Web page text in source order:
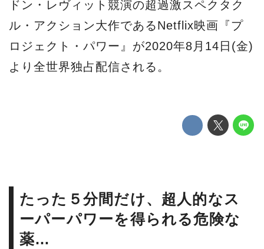
ドン・レヴィット競演の超過激スペクタク
ル・アクション大作であるNetflix映画『プ
ロジェクト・パワー』が2020年8月14日(金)
より全世界独占配信される。
たった５分間だけ、超人的なス
ーパーパワーを得られる危険な
薬…